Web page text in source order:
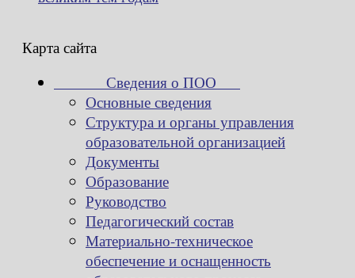
Карта сайта
Сведения о ПОО
Основные сведения
Структура и органы управления
образовательной организацией
Документы
Образование
Руководство
Педагогический состав
Материально-техническое
обеспечение и оснащенность